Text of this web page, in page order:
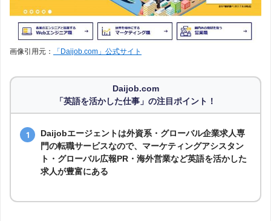
画像引用元： 「Daijob.com」公式サイト
Daijob.com
「英語を活かした仕事」の注目ポイント！
Daijobエージェントは外資系・グローバル企業求人専
門の転職サービスなので、マーケティングアシスタン
ト・グローバル広報PR・海外営業など英語を活かした
求人が豊富にある